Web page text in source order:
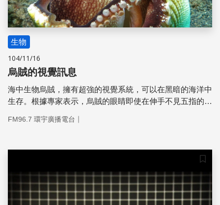
生物
104/11/16
烏賊的視覺訊息
海中生物烏賊，擁有超強的視覺系統，可以在黑暗的海洋中
生存。根據專家表示，烏賊的眼睛即使在伸手不見五指的海
FM96.7 環宇廣播電台 ｜
儲存